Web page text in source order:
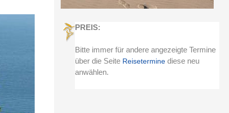
PREIS:
Bitte immer für andere angezeigte Termine
über die Seite Reisetermine diese neu
anwählen.